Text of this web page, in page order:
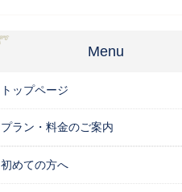
Menu
トップページ
プラン・料金のご案内
初めての方へ